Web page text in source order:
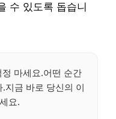
수 있도록 돕습니
마세요.어떤 순간
지금 바로 당신의 이
요.